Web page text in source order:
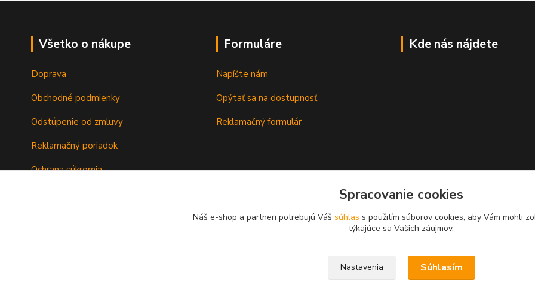
Všetko o nákupe
Doprava
Obchodné podmienky
Odstúpenie od zmluvy
Reklamačný poriadok
Ochrana súkromia
Formuláre
Napíšte nám
Opýtať sa na dostupnosť
Reklamačný formulár
Kde nás nájdete
Spracovanie cookies
Náš e-shop a partneri potrebujú Váš súhlas s použitím súborov cookies, aby Vám mohli
týkajúce sa Vašich záujmov.
Nastavenia Súhlasím